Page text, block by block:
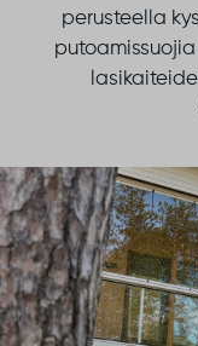
perusteella